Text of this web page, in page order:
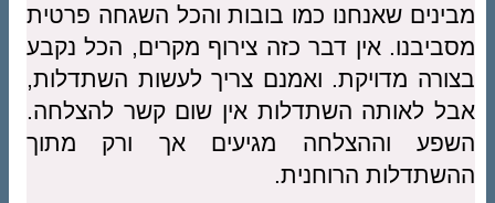
מבינים שאנחנו כמו בובות והכל השגחה פרטית
מסביבנו. אין דבר כזה צירוף מקרים, הכל נקבע
בצורה מדויקת. ואמנם צריך לעשות השתדלות,
אבל לאותה השתדלות אין שום קשר להצלחה.
השפע וההצלחה מגיעים אך ורק מתוך
ההשתדלות הרוחנית.